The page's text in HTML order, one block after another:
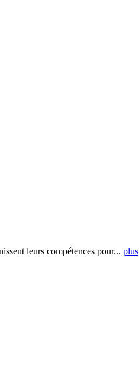
leurs compétences pour... plus